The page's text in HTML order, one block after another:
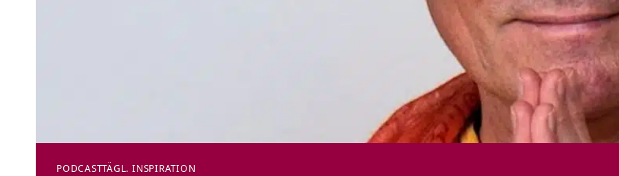
PODCASTTÄGL. INSPIRATION